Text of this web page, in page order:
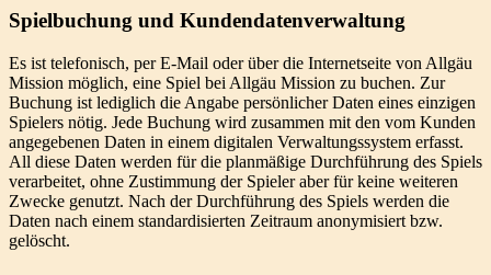
Spielbuchung und Kundendatenverwaltung
Es ist telefonisch, per E-Mail oder über die Internetseite von Allgäu
Mission möglich, eine Spiel bei Allgäu Mission zu buchen. Zur
Buchung ist lediglich die Angabe persönlicher Daten eines einzigen
Spielers nötig. Jede Buchung wird zusammen mit den vom Kunden
angegebenen Daten in einem digitalen Verwaltungssystem erfasst.
All diese Daten werden für die planmäßige Durchführung des Spiels
verarbeitet, ohne Zustimmung der Spieler aber für keine weiteren
Zwecke genutzt. Nach der Durchführung des Spiels werden die
Daten nach einem standardisierten Zeitraum anonymisiert bzw.
gelöscht.